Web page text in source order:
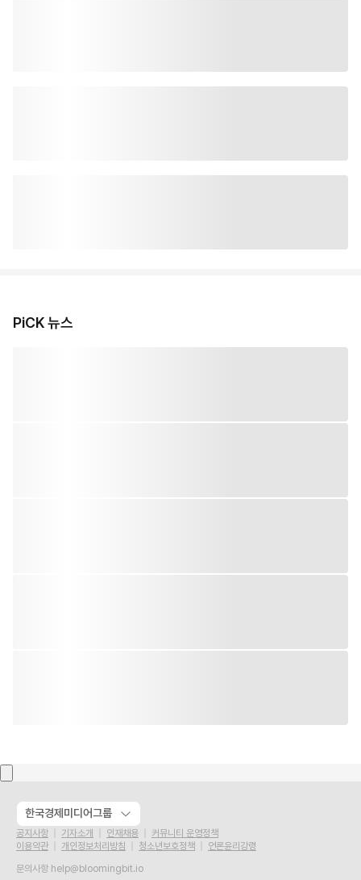
PiCK 뉴스
한국경제미디어그룹
공지사항 기자소개 인재채용
커뮤니티 운영정책
이용약관
개인정보처리방침 청소년보호정책
언론윤리강령
문의사항 help@bloomingbit.io